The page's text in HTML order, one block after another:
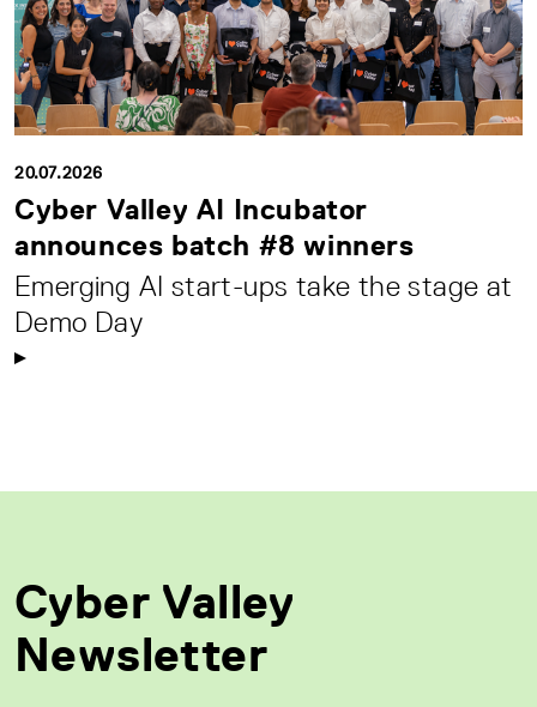
20.07.2026
Cyber Valley AI Incubator
announces batch #8 winners
Emerging AI start-ups take the stage at
Demo Day
Cyber Valley
Newsletter